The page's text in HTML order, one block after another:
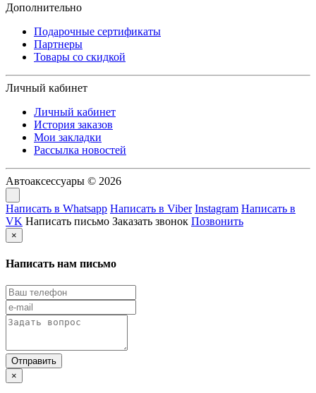
Дополнительно
Подарочные сертификаты
Партнеры
Товары со скидкой
Личный кабинет
Личный кабинет
История заказов
Мои закладки
Рассылка новостей
Автоаксессуары © 2026
Написать в Whatsapp Написать в Viber Instagram Написать в
VK Написать письмо Заказать звонок Позвонить
×
Написать нам письмо
×